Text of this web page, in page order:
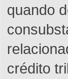
quando
crédito